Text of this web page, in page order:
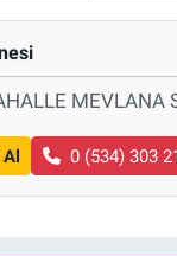
0 (534) 303